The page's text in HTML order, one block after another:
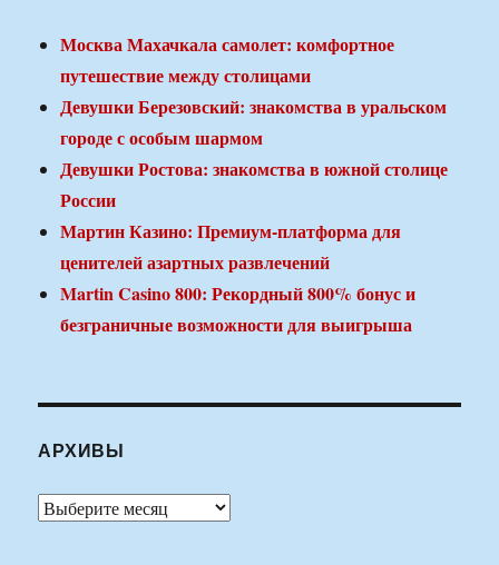
Москва Махачкала самолет: комфортное
путешествие между столицами
Девушки Березовский: знакомства в уральском
городе с особым шармом
Девушки Ростова: знакомства в южной столице
России
Мартин Казино: Премиум-платформа для
ценителей азартных развлечений
Martin Casino 800: Рекордный 800% бонус и
безграничные возможности для выигрыша
АРХИВЫ
Архивы